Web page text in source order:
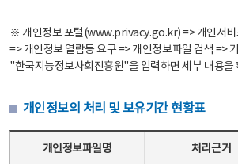
※ 개인정보 포털(www.privacy.go.kr) => 개인서비
=> 개인정보 열람등 요구 => 개인정보파일 검색 =>
"한국지능정보사회진흥원"을 입력하면 세부 내용을
개인정보의 처리 및 보유기간 현황표
개인정보파일명 처리근거